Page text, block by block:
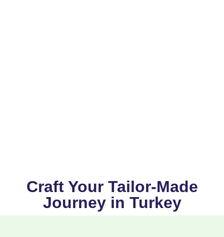
Craft Your Tailor-Made
Journey in Turkey